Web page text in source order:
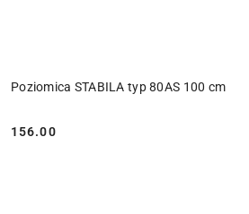
Poziomica STABILA typ 80AS 100 cm
Cena:
156.00